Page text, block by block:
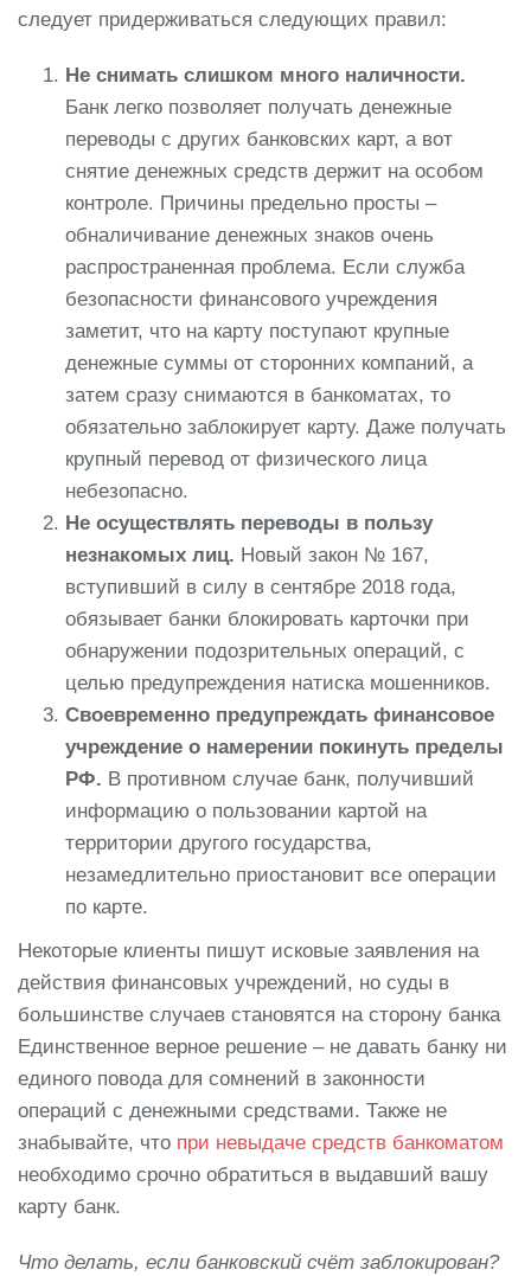
следует придерживаться следующих правил:
Не снимать слишком много наличности.
Банк легко позволяет получать денежные
переводы с других банковских карт, а вот
снятие денежных средств держит на особом
контроле. Причины предельно просты –
обналичивание денежных знаков очень
распространенная проблема. Если служба
безопасности финансового учреждения
заметит, что на карту поступают крупные
денежные суммы от сторонних компаний, а
затем сразу снимаются в банкоматах, то
обязательно заблокирует карту. Даже получать
крупный перевод от физического лица
небезопасно.
Не осуществлять переводы в пользу
незнакомых лиц. Новый закон № 167,
вступивший в силу в сентябре 2018 года,
обязывает банки блокировать карточки при
обнаружении подозрительных операций, с
целью предупреждения натиска мошенников.
Своевременно предупреждать финансовое
учреждение о намерении покинуть пределы
РФ. В противном случае банк, получивший
информацию о пользовании картой на
территории другого государства,
незамедлительно приостановит все операции
по карте.
Некоторые клиенты пишут исковые заявления на
действия финансовых учреждений, но суды в
большинстве случаев становятся на сторону банка
Единственное верное решение – не давать банку ни
единого повода для сомнений в законности
операций с денежными средствами. Также не
знабывайте, что при невыдаче средств банкоматом
необходимо срочно обратиться в выдавший вашу
карту банк.
Что делать, если банковский счёт заблокирован?